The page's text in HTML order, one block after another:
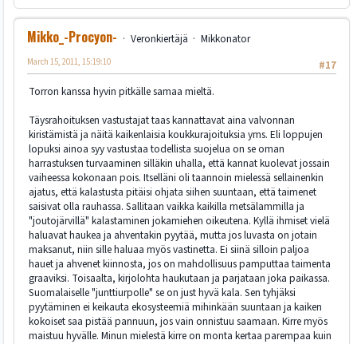
Mikko_-Procyon- Veronkiertäjä
Mikkonator
#17
March 15, 2011, 15:19:10
Torron kanssa hyvin pitkälle samaa mieltä.
Täysrahoituksen vastustajat taas kannattavat aina valvonnan
kiristämistä ja näitä kaikenlaisia koukkurajoituksia yms. Eli loppujen
lopuksi ainoa syy vastustaa todellista suojelua on se oman
harrastuksen turvaaminen silläkin uhalla, että kannat kuolevat jossain
vaiheessa kokonaan pois. Itselläni oli taannoin mielessä sellainenkin
ajatus, että kalastusta pitäisi ohjata siihen suuntaan, että taimenet
saisivat olla rauhassa. Sallitaan vaikka kaikilla metsälammilla ja
"joutojärvillä" kalastaminen jokamiehen oikeutena. Kyllä ihmiset vielä
haluavat haukea ja ahventakin pyytää, mutta jos luvasta on jotain
maksanut, niin sille haluaa myös vastinetta. Ei siinä silloin paljoa
hauet ja ahvenet kiinnosta, jos on mahdollisuus pamputtaa taimenta
graaviksi. Toisaalta, kirjolohta haukutaan ja parjataan joka paikassa.
Suomalaiselle "junttiurpolle" se on just hyvä kala. Sen tyhjäksi
pyytäminen ei keikauta ekosysteemiä mihinkään suuntaan ja kaiken
kokoiset saa pistää pannuun, jos vain onnistuu saamaan. Kirre myös
maistuu hyvälle. Minun mielestä kirre on monta kertaa parempaa kuin